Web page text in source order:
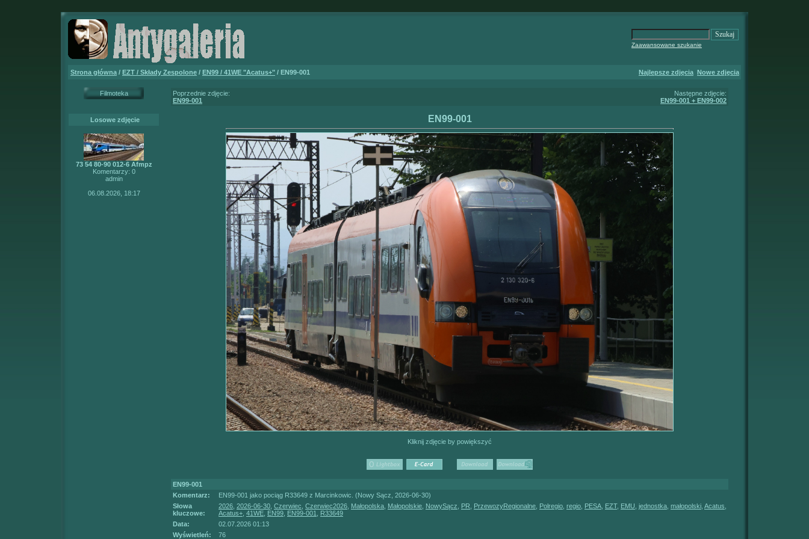
Zaawansowane szukanie
Strona główna / EZT / Składy Zespolone / EN99 / 41WE "Acatus+" / EN99-001 Najlepsze zdjęcia Nowe zdjęcia
Filmoteka
Losowe zdjęcie
73 54 80-90 012-6 Afmpz
Komentarzy: 0
admin
06.08.2026, 18:17
Poprzednie zdjęcie:
EN99-001
Następne zdjęcie:
EN99-001 + EN99-002
EN99-001
Kliknij zdjęcie by powiększyć
EN99-001
Komentarz:
EN99-001 jako pociąg R33649 z Marcinkowic. (Nowy Sącz, 2026-06-30)
Słowa
kluczowe:
2026 2026-06-30 Czerwiec Czerwiec2026 Małopolska Małopolskie NowySącz PR PrzewozyRegionalne Polregio regio PESA EZT, EMU jednostka małopolski Acatus
Acatus+ 41WE EN99 EN99-001
R33649
Data:
02.07.2026 01:13
Wyświetleń:
76